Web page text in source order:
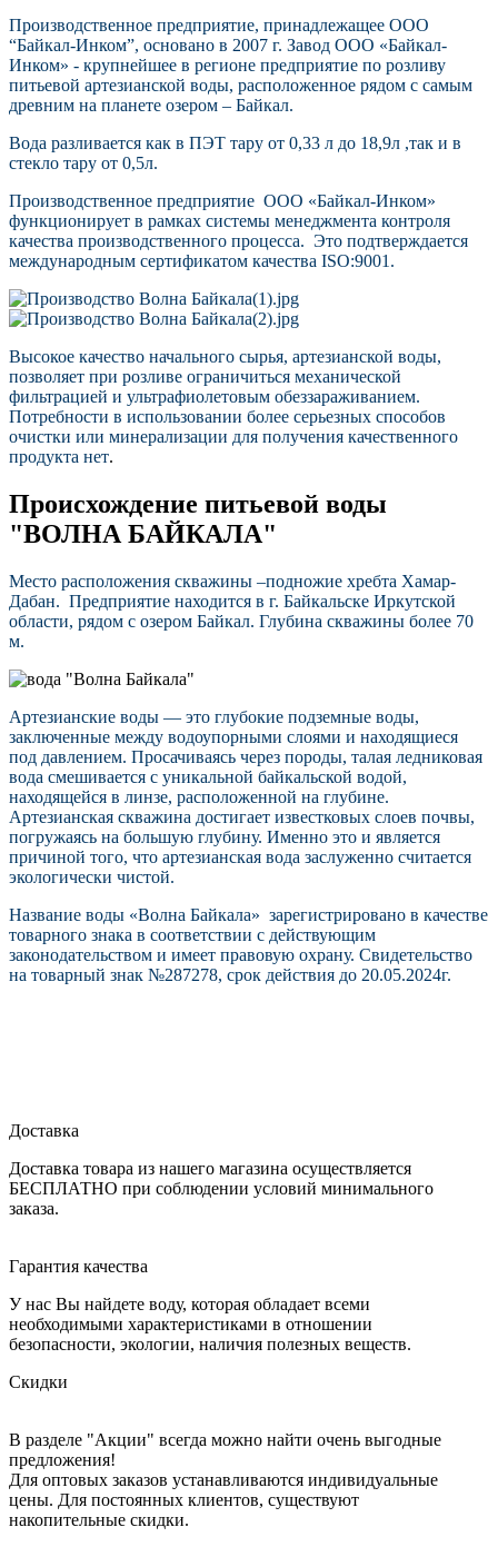
Производственное предприятие, принадлежащее ООО
“Байкал-Инком”, основано в 2007 г. Завод ООО «Байкал-
Инком» - крупнейшее в регионе предприятие по розливу
питьевой артезианской воды, расположенное рядом с самым
древним на планете озером – Байкал.
Вода разливается как в ПЭТ тару от 0,33 л до 18,9л ,так и в
стекло тару от 0,5л.
Производственное предприятие ООО «Байкал-Инком»
функционирует в рамках системы менеджмента контроля
качества производственного процесса. Это подтверждается
международным сертификатом качества ISO:9001.
Высокое качество начального сырья, артезианской воды,
позволяет при розливе ограничиться механической
фильтрацией и ультрафиолетовым обеззараживанием.
Потребности в использовании более серьезных способов
очистки или минерализации для получения качественного
продукта нет.
Происхождение питьевой воды
"ВОЛНА БАЙКАЛА"
Место расположения скважины –подножие хребта Хамар-
Дабан. Предприятие находится в г. Байкальске Иркутской
области, рядом с озером Байкал. Глубина скважины более 70
м.
Артезианские воды — это глубокие подземные воды,
заключенные между водоупорными слоями и находящиеся
под давлением. Просачиваясь через породы, талая ледниковая
вода смешивается с уникальной байкальской водой,
находящейся в линзе, расположенной на глубине.
Артезианская скважина достигает известковых слоев почвы,
погружаясь на большую глубину. Именно это и является
причиной того, что артезианская вода заслуженно считается
экологически чистой.
Название воды «Волна Байкала» зарегистрировано в качестве
товарного знака в соответствии с действующим
законодательством и имеет правовую охрану. Свидетельство
на товарный знак №287278, срок действия до 20.05.2024г.
Доставка
Доставка товара из нашего магазина осуществляется
БЕСПЛАТНО при соблюдении условий минимального
заказа.
Гарантия качества
У нас Вы найдете воду, которая обладает всеми
необходимыми характеристиками в отношении
безопасности, экологии, наличия полезных веществ.
Скидки
В разделе "Акции" всегда можно найти очень выгодные
предложения!
Для оптовых заказов устанавливаются индивидуальные
цены. Для постоянных клиентов, существуют
накопительные скидки.